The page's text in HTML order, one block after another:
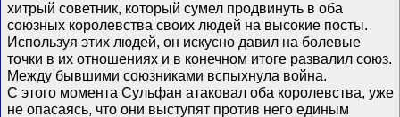
хитрый советник, который сумел продвинуть в оба
союзных королевства своих людей на высокие посты.
Используя этих людей, он искусно давил на болевые
точки в их отношениях и в конечном итоге развалил союз.
Между бывшими союзниками вспыхнула война.
С этого момента Сульфан атаковал оба королевства, уже
не опасаясь, что они выступят против него единым